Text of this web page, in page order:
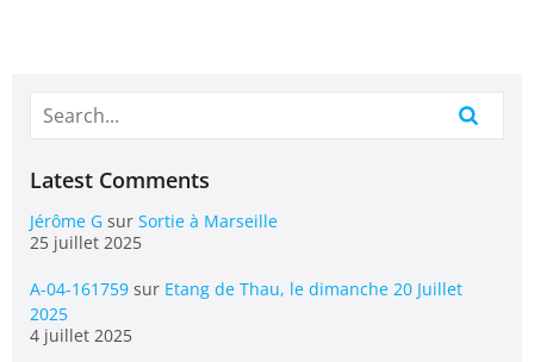
Latest Comments
Jérôme G sur Sortie à Marseille
25 juillet 2025
A-04-161759 sur Etang de Thau, le dimanche 20 Juillet
2025
4 juillet 2025